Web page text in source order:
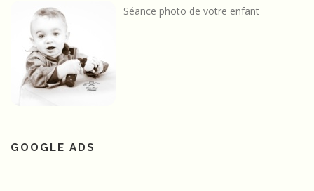
Séance photo de votre enfant
GOOGLE ADS